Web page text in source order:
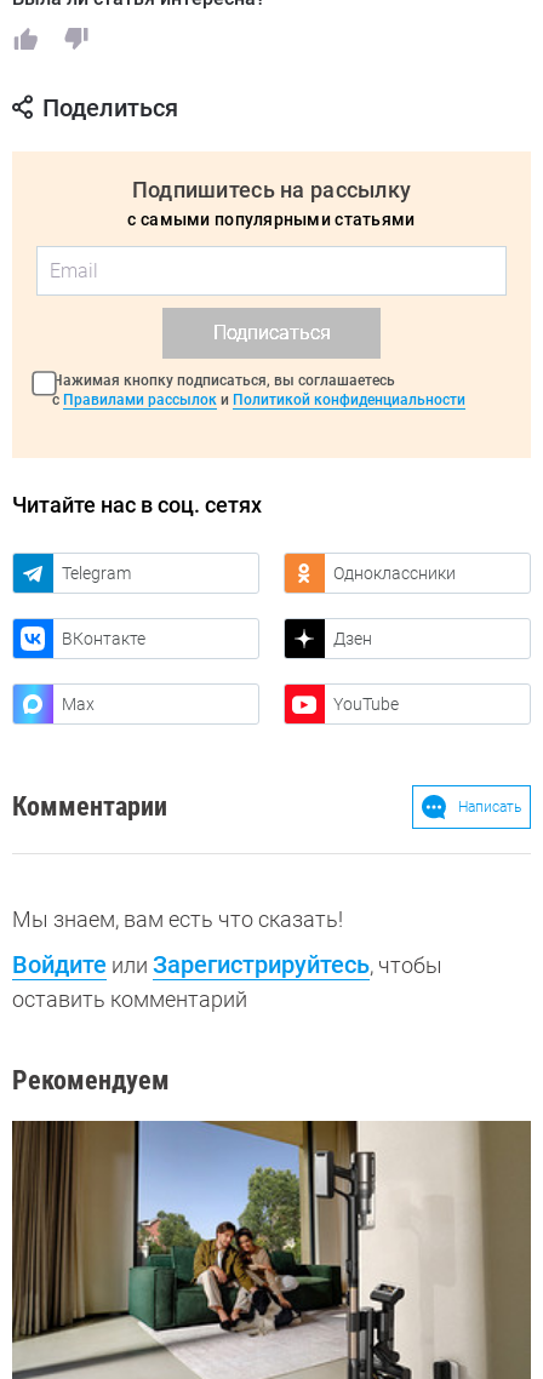
Поделиться
Подпишитесь на рассылку
с самыми популярными статьями
Подписаться
Нажимая кнопку подписаться, вы соглашаетесь
с Правилами рассылок и Политикой конфиденциальности
Читайте нас в соц. сетях
Telegram Одноклассники
ВКонтакте Дзен
Max YouTube
Комментарии Написать
Мы знаем, вам есть что сказать!
Войдите или Зарегистрируйтесь, чтобы
оставить комментарий
Рекомендуем